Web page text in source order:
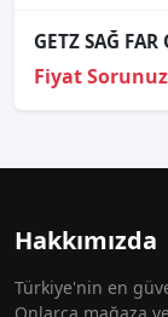
GETZ SAĞ FAR
Fiyat Sorunuz
Hakkımızda
Türkiye'nin en